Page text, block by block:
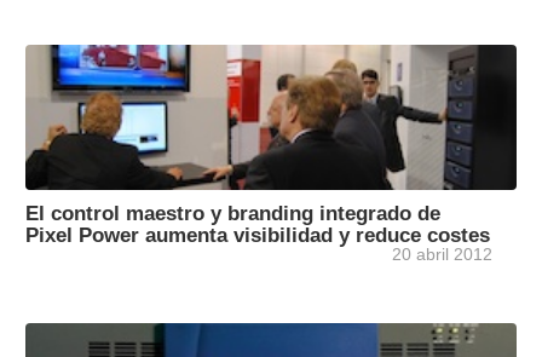
El control maestro y branding integrado de
Pixel Power aumenta visibilidad y reduce costes
20 abril 2012